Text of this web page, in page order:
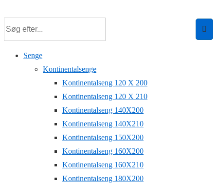
hovedindhold
Senge
Kontinentalsenge
Kontinentalseng 120 X 200
Kontinentalseng 120 X 210
Kontinentalseng 140X200
Kontinentalseng 140X210
Kontinentalseng 150X200
Kontinentalseng 160X200
Kontinentalseng 160X210
Kontinentalseng 180X200